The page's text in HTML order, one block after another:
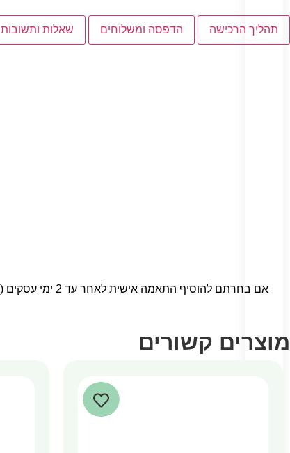
תהליך הרכישה הדפסה ומשלוחים שאלות ותשובות
אם בחרתם להוסיף התאמה אישית לאחר עד 2 ימי עסקים (בד"כ פחות) תשלח עליכם הדמות עם המלל שביקשתם בגודל שביקשתם (ניתן לבקש להשים את הדמות בקצה של ריבוע/מלבן בגוון מסוים)
מוצרים קשורים